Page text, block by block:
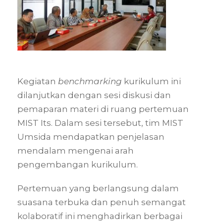
Kegiatan benchmarking kurikulum ini
dilanjutkan dengan sesi diskusi dan
pemaparan materi di ruang pertemuan
MIST Its. Dalam sesi tersebut, tim MIST
Umsida mendapatkan penjelasan
mendalam mengenai arah
pengembangan kurikulum.
Pertemuan yang berlangsung dalam
suasana terbuka dan penuh semangat
kolaboratif ini menghadirkan berbagai